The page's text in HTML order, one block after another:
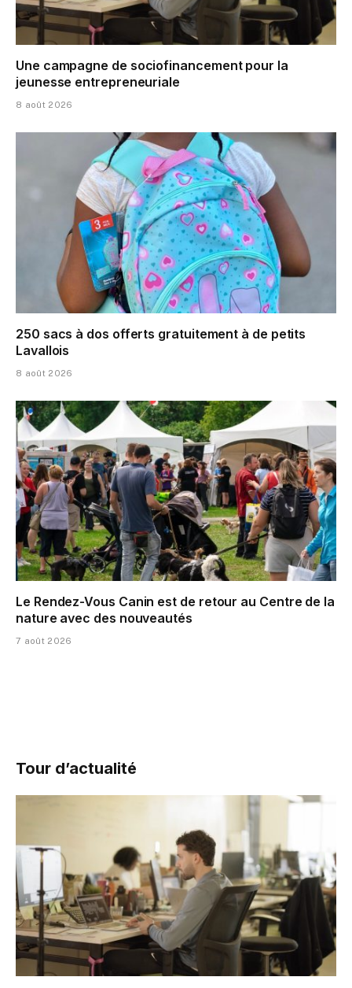
Une campagne de sociofinancement pour la
jeunesse entrepreneuriale
8 août 2026
250 sacs à dos offerts gratuitement à de petits
Lavallois
8 août 2026
Le Rendez-Vous Canin est de retour au Centre de la
nature avec des nouveautés
7 août 2026
Tour d’actualité